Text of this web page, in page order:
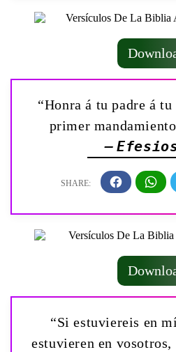
“Honra á tu padre á tu
primer
—
“Si estuviereis en
estuvieren en